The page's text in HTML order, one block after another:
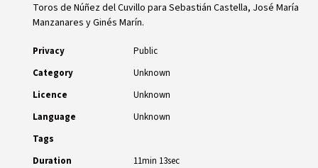
Toros de Núñez del Cuvillo para Sebastián Castella, José María
Manzanares y Ginés Marín.
Privacy
Public
Category
Unknown
Licence
Unknown
Language
Unknown
Tags
Duration
11min 13sec